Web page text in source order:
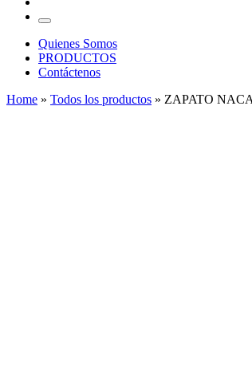
Menu
Quienes Somos
PRODUCTOS
Contáctenos
Home » Todos los productos » ZAPATO